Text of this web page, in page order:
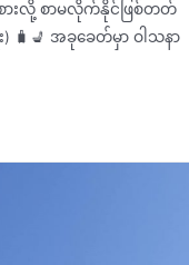
ားလို့ စာမလိုက်နိုင်ဖြစ်တတ်
🧳💺 အခုခေတ်မှာ ဝါသနာ